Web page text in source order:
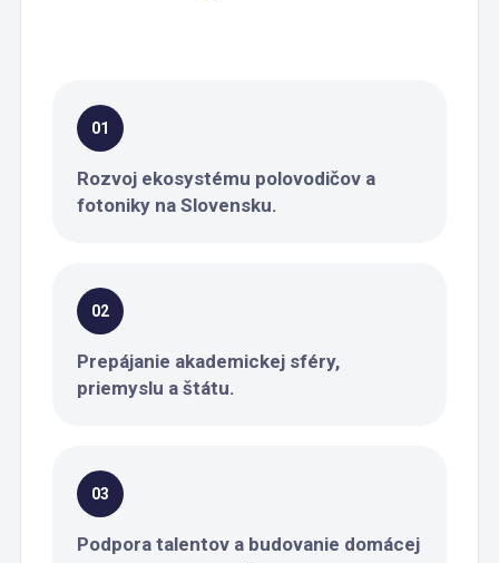
01
Rozvoj ekosystému polovodičov a
fotoniky na Slovensku.
02
Prepájanie akademickej sféry,
priemyslu a štátu.
03
Podpora talentov a budovanie domácej